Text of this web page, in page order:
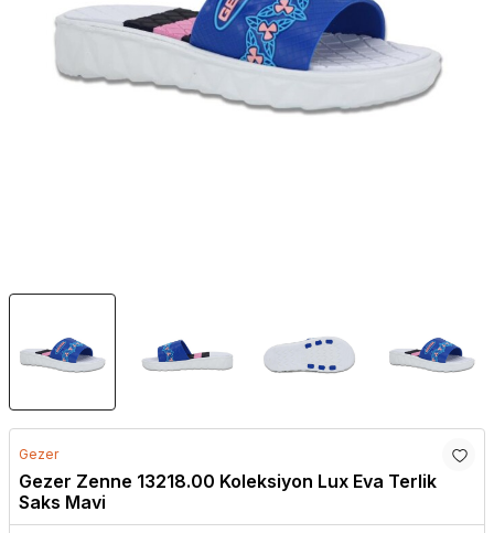
Gezer
Gezer Zenne 13218.00 Koleksiyon Lux Eva Terlik
Saks Mavi